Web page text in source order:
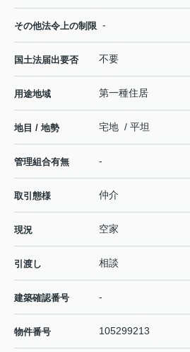
その他法令上の制限 -
国土法届出要否 不要
用途地域 第一種住居
地目 / 地勢 宅地 / 平坦
管理組合有無 -
取引態様 仲介
現況 空家
引渡し 相談
建築確認番号 -
物件番号 105299213